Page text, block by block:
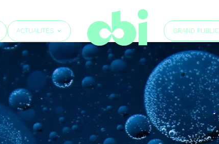
ACTUALITÉS GRAND PUBLIC